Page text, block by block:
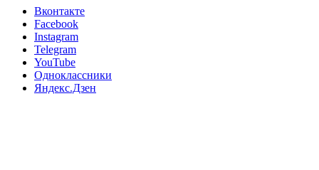
Вконтакте
Facebook
Instagram
Telegram
YouTube
Одноклассники
Яндекс.Дзен